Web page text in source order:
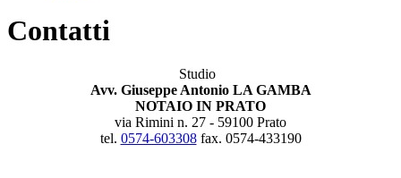
Contatti
Studio
Avv. Giuseppe Antonio LA GAMBA
NOTAIO IN PRATO
via Rimini n. 27 - 59100 Prato
tel. 0574-603308fax. 0574-433190